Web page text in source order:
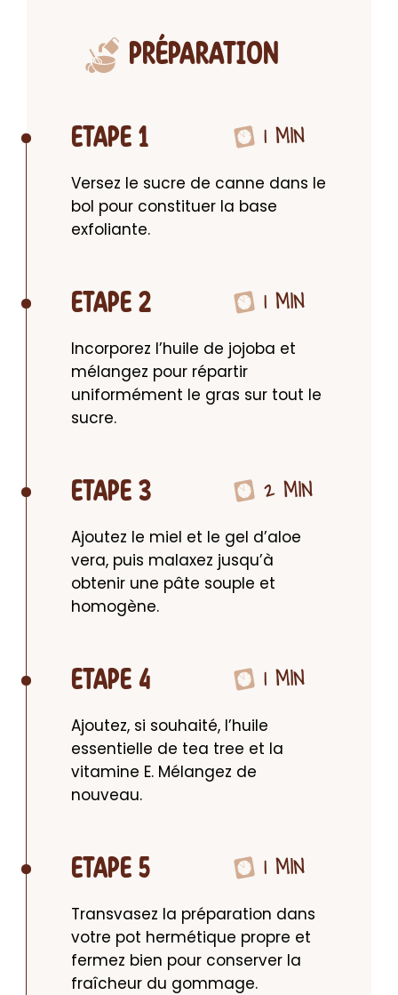
PRÉPARATION
ETAPE 1 1 MIN
Versez le sucre de canne dans le
bol pour constituer la base
exfoliante.
ETAPE 2 1 MIN
Incorporez l’huile de jojoba et
mélangez pour répartir
uniformément le gras sur tout le
sucre.
ETAPE 3 2 MIN
Ajoutez le miel et le gel d’aloe
vera, puis malaxez jusqu’à
obtenir une pâte souple et
homogène.
ETAPE 4 1 MIN
Ajoutez, si souhaité, l’huile
essentielle de tea tree et la
vitamine E. Mélangez de
nouveau.
ETAPE 5 1 MIN
Transvasez la préparation dans
votre pot hermétique propre et
fermez bien pour conserver la
fraîcheur du gommage.